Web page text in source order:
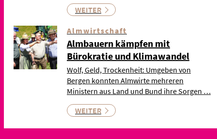
WEITER
Almwirtschaft
Almbauern kämpfen mit
Bürokratie und Klimawandel
Wolf, Geld, Trockenheit: Umgeben von
Bergen konnten Almwirte mehreren
Ministern aus Land und Bund ihre Sorgen …
WEITER